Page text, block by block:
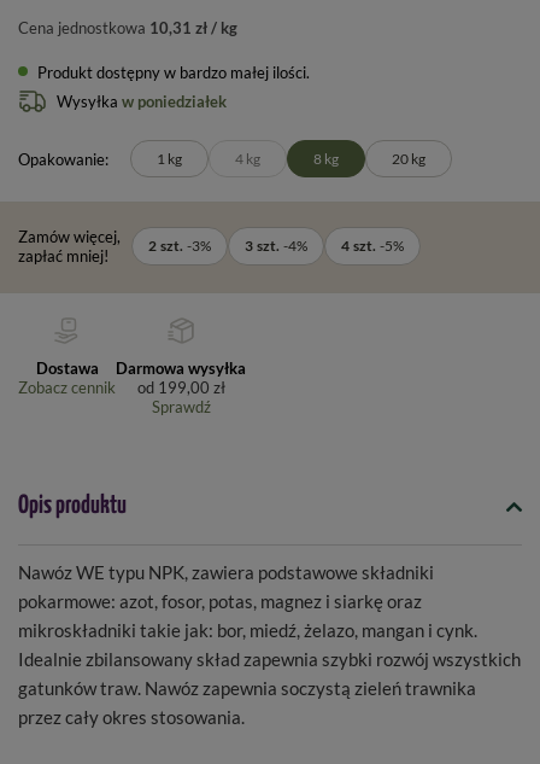
Cena jednostkowa 10,31 zł / kg
Produkt dostępny w bardzo małej ilości
Wysyłka w poniedziałek
Opakowanie 1 kg 4 kg 8 kg 20 kg
Zamów więcej,
zapłać mniej!
2 szt. -3% 3 szt. -4% 4 szt. -5%
Dostawa
Zobacz cennik
Darmowa wysyłka
od 199,00 zł
Sprawdź
Opis produktu
Nawóz WE typu NPK, zawiera podstawowe składniki
pokarmowe: azot, fosor, potas, magnez i siarkę oraz
mikroskładniki takie jak: bor, miedź, żelazo, mangan i cynk.
Idealnie zbilansowany skład zapewnia szybki rozwój wszystkich
gatunków traw. Nawóz zapewnia soczystą zieleń trawnika
przez cały okres stosowania.